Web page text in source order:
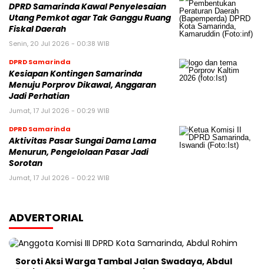
DPRD Samarinda Kawal Penyelesaian
Utang Pemkot agar Tak Ganggu Ruang
Fiskal Daerah
Senin, 20 Jul 2026 - 00:38 WIB
DPRD Samarinda
Kesiapan Kontingen Samarinda
Menuju Porprov Dikawal, Anggaran
Jadi Perhatian
Jumat, 17 Jul 2026 - 00:29 WIB
DPRD Samarinda
Aktivitas Pasar Sungai Dama Lama
Menurun, Pengelolaan Pasar Jadi
Sorotan
Jumat, 17 Jul 2026 - 00:22 WIB
ADVERTORIAL
Soroti Aksi Warga Tambal Jalan Swadaya, Abdul